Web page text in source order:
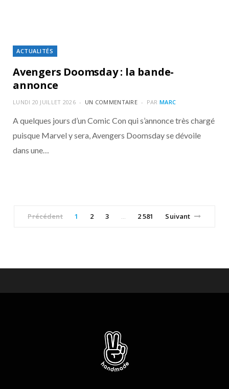
ACTUALITÉS
Avengers Doomsday : la bande-
annonce
LUNDI 20 JUILLET 2026 UN COMMENTAIRE PAR MARC
A quelques jours d’un Comic Con qui s’annonce très chargé
puisque Marvel y sera, Avengers Doomsday se dévoile
dans une…
Précédent 1 2 3 2 581 Suivant